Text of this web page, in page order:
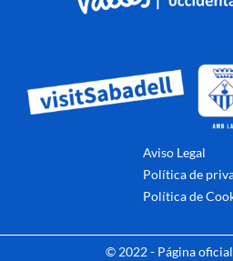
Aviso Legal
Política de
Política de
© 2022 - Página oficial